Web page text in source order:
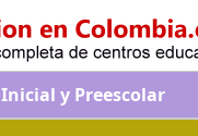
Inicial y Preescolar